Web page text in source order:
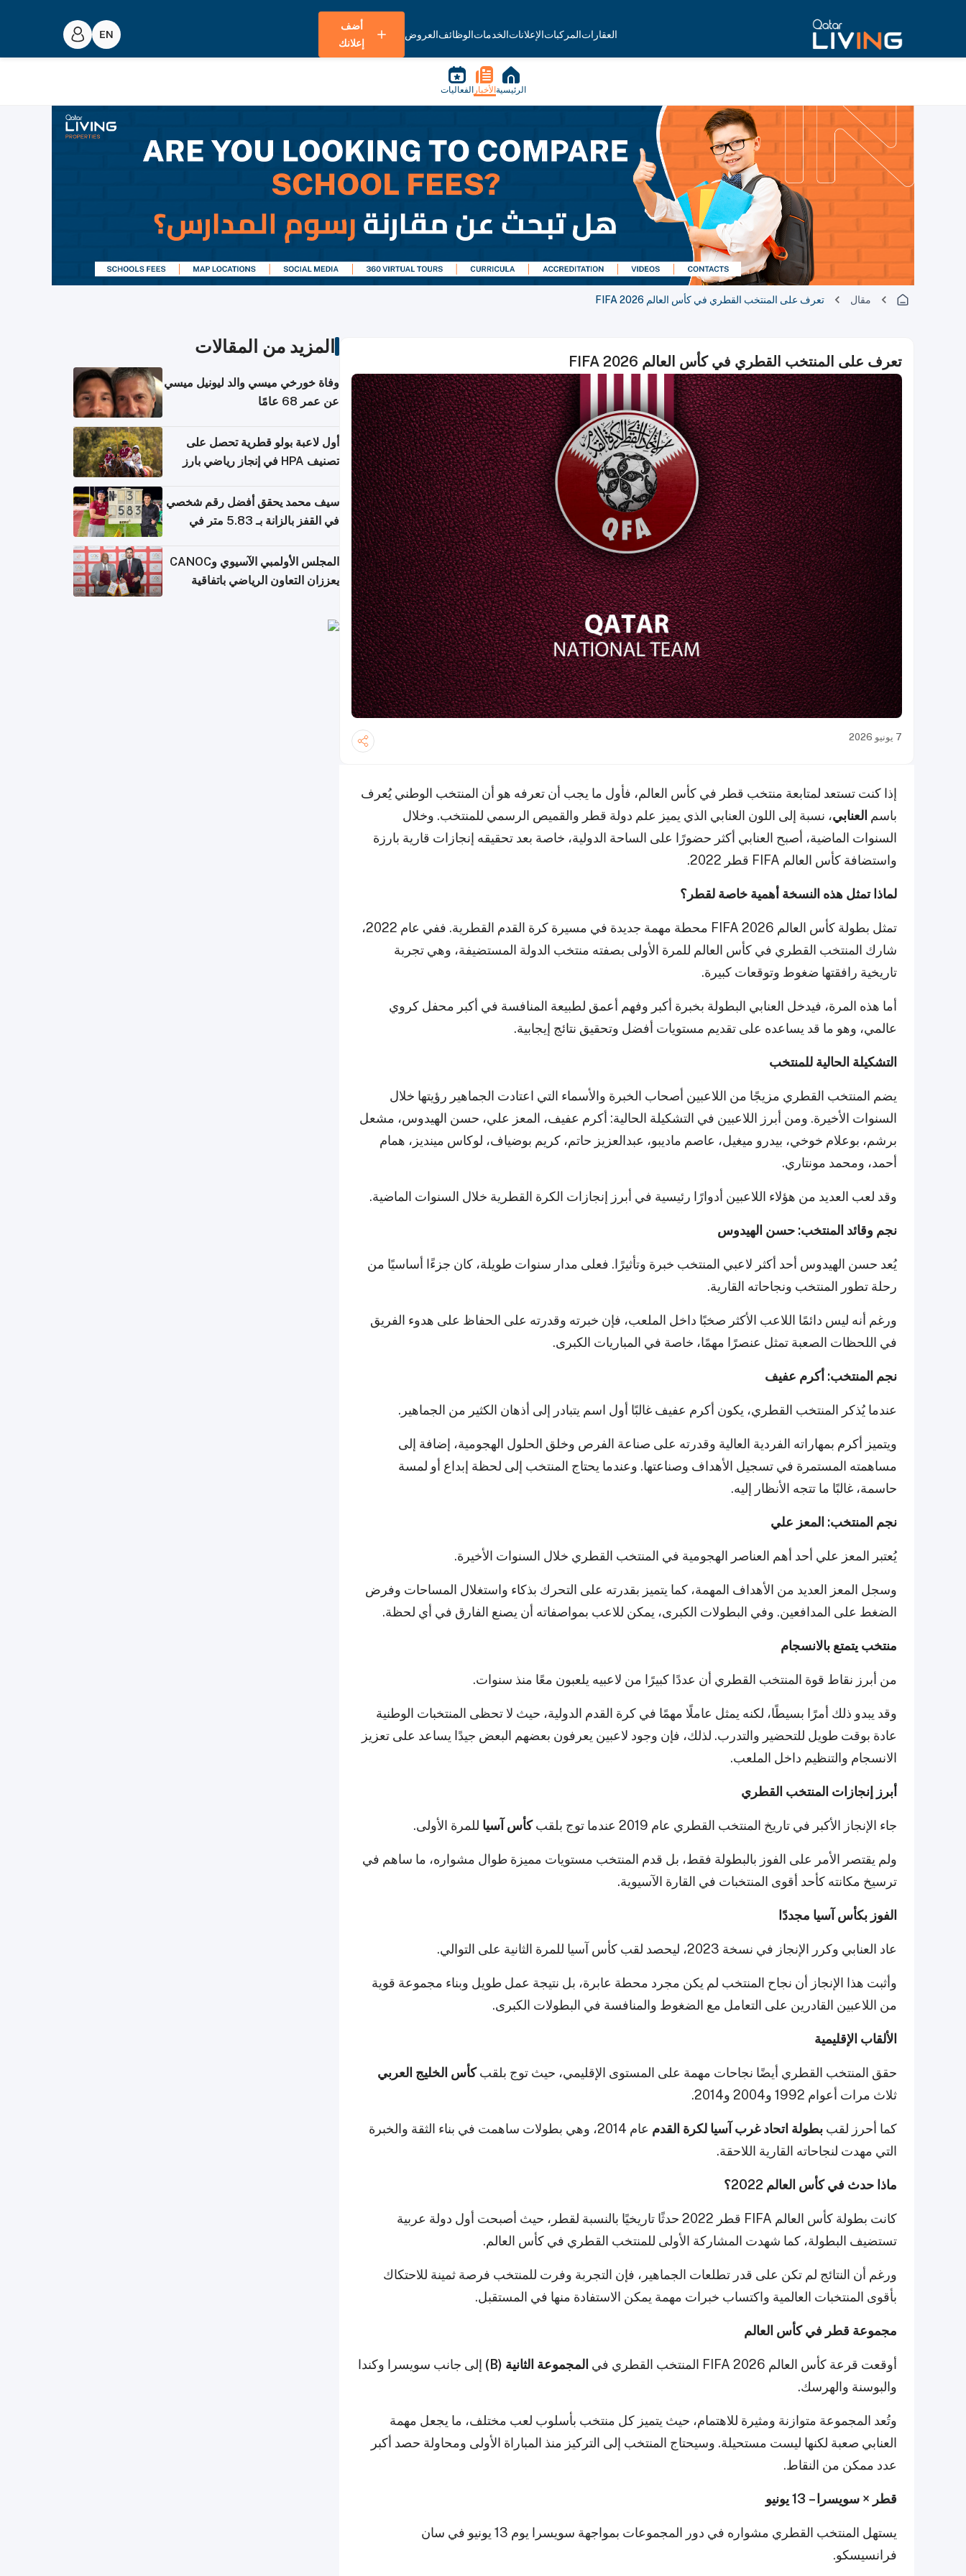
العقاراتالمركباتالإعلاناتالخدماتالوظائفالعروض
أضف
إعلانك
الرئيسية الأخبار الفعاليات
مقال تعرف على المنتخب القطري في كأس العالم FIFA 2026
تعرف على المنتخب القطري في كأس العالم FIFA 2026
7 يونيو 2026
إذا كنت تستعد لمتابعة منتخب قطر في كأس العالم، فأول ما يجب أن تعرفه هو أن المنتخب الوطني يُعرف
باسم العنابي، نسبة إلى اللون العنابي الذي يميز علم دولة قطر والقميص الرسمي للمنتخب. وخلال
السنوات الماضية، أصبح العنابي أكثر حضورًا على الساحة الدولية، خاصة بعد تحقيقه إنجازات قارية بارزة
واستضافة كأس العالم FIFA قطر 2022.
لماذا تمثل هذه النسخة أهمية خاصة لقطر؟
تمثل بطولة كأس العالم FIFA 2026 محطة مهمة جديدة في مسيرة كرة القدم القطرية. ففي عام 2022،
شارك المنتخب القطري في كأس العالم للمرة الأولى بصفته منتخب الدولة المستضيفة، وهي تجربة
تاريخية رافقتها ضغوط وتوقعات كبيرة.
أما هذه المرة، فيدخل العنابي البطولة بخبرة أكبر وفهم أعمق لطبيعة المنافسة في أكبر محفل كروي
عالمي، وهو ما قد يساعده على تقديم مستويات أفضل وتحقيق نتائج إيجابية.
التشكيلة الحالية للمنتخب
يضم المنتخب القطري مزيجًا من اللاعبين أصحاب الخبرة والأسماء التي اعتادت الجماهير رؤيتها خلال
السنوات الأخيرة. ومن أبرز اللاعبين في التشكيلة الحالية: أكرم عفيف، المعز علي، حسن الهيدوس، مشعل
برشم، بوعلام خوخي، بيدرو ميغيل، عاصم ماديبو، عبدالعزيز حاتم، كريم بوضياف، لوكاس مينديز، همام
أحمد، ومحمد مونتاري.
وقد لعب العديد من هؤلاء اللاعبين أدوارًا رئيسية في أبرز إنجازات الكرة القطرية خلال السنوات الماضية.
نجم وقائد المنتخب: حسن الهيدوس
يُعد حسن الهيدوس أحد أكثر لاعبي المنتخب خبرة وتأثيرًا. فعلى مدار سنوات طويلة، كان جزءًا أساسيًا من
رحلة تطور المنتخب ونجاحاته القارية.
ورغم أنه ليس دائمًا اللاعب الأكثر صخبًا داخل الملعب، فإن خبرته وقدرته على الحفاظ على هدوء الفريق
في اللحظات الصعبة تمثل عنصرًا مهمًا، خاصة في المباريات الكبرى.
نجم المنتخب: أكرم عفيف
عندما يُذكر المنتخب القطري، يكون أكرم عفيف غالبًا أول اسم يتبادر إلى أذهان الكثير من الجماهير.
ويتميز أكرم بمهاراته الفردية العالية وقدرته على صناعة الفرص وخلق الحلول الهجومية، إضافة إلى
مساهمته المستمرة في تسجيل الأهداف وصناعتها. وعندما يحتاج المنتخب إلى لحظة إبداع أو لمسة
حاسمة، غالبًا ما تتجه الأنظار إليه.
نجم المنتخب: المعز علي
يُعتبر المعز علي أحد أهم العناصر الهجومية في المنتخب القطري خلال السنوات الأخيرة.
وسجل المعز العديد من الأهداف المهمة، كما يتميز بقدرته على التحرك بذكاء واستغلال المساحات وفرض
الضغط على المدافعين. وفي البطولات الكبرى، يمكن للاعب بمواصفاته أن يصنع الفارق في أي لحظة.
منتخب يتمتع بالانسجام
من أبرز نقاط قوة المنتخب القطري أن عددًا كبيرًا من لاعبيه يلعبون معًا منذ سنوات.
وقد يبدو ذلك أمرًا بسيطًا، لكنه يمثل عاملًا مهمًا في كرة القدم الدولية، حيث لا تحظى المنتخبات الوطنية
عادة بوقت طويل للتحضير والتدرب. لذلك، فإن وجود لاعبين يعرفون بعضهم البعض جيدًا يساعد على تعزيز
الانسجام والتنظيم داخل الملعب.
أبرز إنجازات المنتخب القطري
جاء الإنجاز الأكبر في تاريخ المنتخب القطري عام 2019 عندما توج بلقب كأس آسيا للمرة الأولى.
ولم يقتصر الأمر على الفوز بالبطولة فقط، بل قدم المنتخب مستويات مميزة طوال مشواره، ما ساهم في
ترسيخ مكانته كأحد أقوى المنتخبات في القارة الآسيوية.
الفوز بكأس آسيا مجددًا
عاد العنابي وكرر الإنجاز في نسخة 2023، ليحصد لقب كأس آسيا للمرة الثانية على التوالي.
وأثبت هذا الإنجاز أن نجاح المنتخب لم يكن مجرد محطة عابرة، بل نتيجة عمل طويل وبناء مجموعة قوية
من اللاعبين القادرين على التعامل مع الضغوط والمنافسة في البطولات الكبرى.
الألقاب الإقليمية
حقق المنتخب القطري أيضًا نجاحات مهمة على المستوى الإقليمي، حيث توج بلقبكأس الخليج العربي
ثلاث مرات أعوام 1992 و2004 و2014.
كما أحرز لقب بطولة اتحاد غرب آسيا لكرة القدم
عام 2014، وهي بطولات ساهمت في بناء الثقة والخبرة
التي مهدت لنجاحاته القارية اللاحقة.
ماذا حدث في كأس العالم 2022؟
كانت بطولة كأس العالم FIFA قطر 2022 حدثًا تاريخيًا بالنسبة لقطر، حيث أصبحت أول دولة عربية
تستضيف البطولة، كما شهدت المشاركة الأولى للمنتخب القطري في كأس العالم.
ورغم أن النتائج لم تكن على قدر تطلعات الجماهير، فإن التجربة وفرت للمنتخب فرصة ثمينة للاحتكاك
بأقوى المنتخبات العالمية واكتساب خبرات مهمة يمكن الاستفادة منها في المستقبل.
مجموعة قطر في كأس العالم
أوقعت قرعة كأس العالم FIFA 2026 المنتخب القطري في المجموعة الثانية (B)
إلى جانب سويسرا وكندا
والبوسنة والهرسك.
وتُعد المجموعة متوازنة ومثيرة للاهتمام، حيث يتميز كل منتخب بأسلوب لعب مختلف، ما يجعل مهمة
العنابي صعبة لكنها ليست مستحيلة. وسيحتاج المنتخب إلى التركيز منذ المباراة الأولى ومحاولة حصد أكبر
عدد ممكن من النقاط.
قطر × سويسرا – 13 يونيو
يستهل المنتخب القطري مشواره في دور المجموعات بمواجهة سويسرا يوم 13 يونيو في سان
فرانسيسكو.
المزيد من المقالات
وفاة خورخي ميسي والد ليونيل ميسي
عن عمر 68 عامًا
أول لاعبة بولو قطرية تحصل على
تصنيف HPA في إنجاز رياضي بارز
سيف محمد يحقق أفضل رقم شخصي
في القفز بالزانة بـ 5.83 متر في
المجلس الأولمبي الآسيوي وCANOC
يعززان التعاون الرياضي باتفاقية